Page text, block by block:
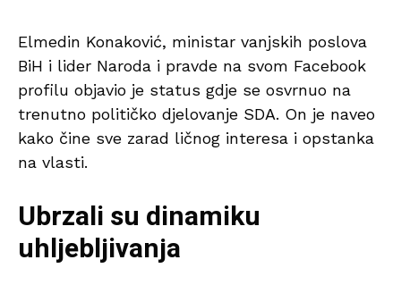
Elmedin Konaković, ministar vanjskih poslova
BiH i lider Naroda i pravde na svom Facebook
profilu objavio je status gdje se osvrnuo na
trenutno političko djelovanje SDA. On je naveo
kako čine sve zarad ličnog interesa i opstanka
na vlasti.
Ubrzali su dinamiku
uhljebljivanja